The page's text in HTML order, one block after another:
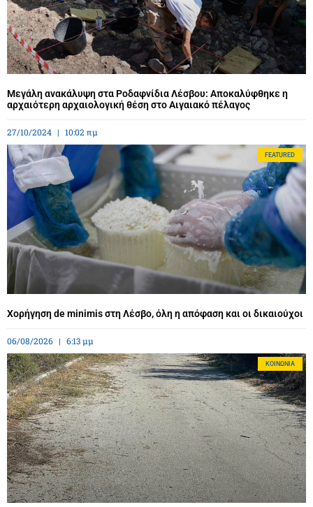
Μεγάλη ανακάλυψη στα Ροδαφνίδια Λέσβου: Αποκαλύφθηκε η
αρχαιότερη αρχαιολογική θέση στο Αιγαιακό πέλαγος
27/10/2024 10:02 πμ
FEATURED
Χορήγηση de minimis στη Λέσβο, όλη η απόφαση και οι δικαιούχοι
06/08/2026 6:13 μμ
ΚΟΙΝΩΝΊΑ